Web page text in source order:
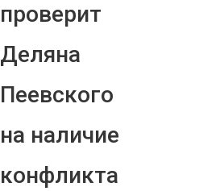
проверит
Деляна
Пеевского
на наличие
конфликта